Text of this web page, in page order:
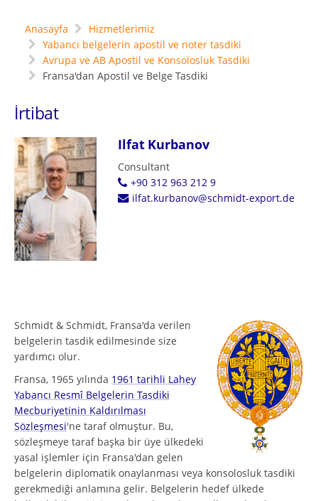
Anasayfa
Hizmetlerimiz
Yabancı belgelerin apostil ve noter tasdiki
Avrupa ve AB Apostil ve Konsolosluk Tasdiki
Fransa'dan Apostil ve Belge Tasdiki
İrtibat
Ilfat Kurbanov
Consultant
+90 312 963 212 9
ilfat.kurbanov@schmidt-export.de
Schmidt & Schmidt, Fransa'da verilen
belgelerin tasdik edilmesinde size
yardımcı olur.
Fransa, 1965 yılında 1961 tarihli Lahey
Yabancı Resmî Belgelerin Tasdiki
Mecburiyetinin Kaldırılması
Sözleşmesi'ne taraf olmuştur. Bu,
sözleşmeye taraf başka bir üye ülkedeki
yasal işlemler için Fransa'dan gelen
belgelerin diplomatik onaylanması veya konsolosluk tasdiki
gerekmediği anlamına gelir. Belgelerin hedef ülkede